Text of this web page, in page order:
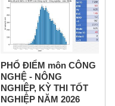
PHỔ ĐIỂM môn CÔNG
NGHỆ - NÔNG
NGHIỆP, KỲ THI TỐT
NGHIỆP NĂM 2026